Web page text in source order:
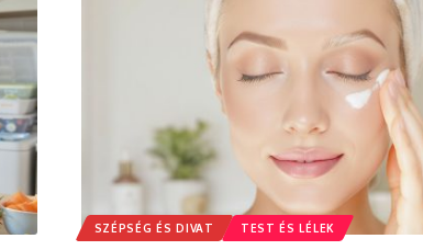
SZÉPSÉG ÉS DIVAT TEST ÉS LÉLEK